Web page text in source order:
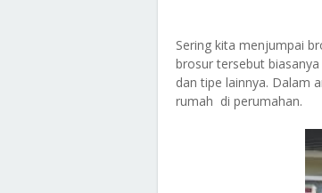
Sering kita menjumpai
brosur tersebut
dan tipe lainnya. Dalam
rumah di perumahan.